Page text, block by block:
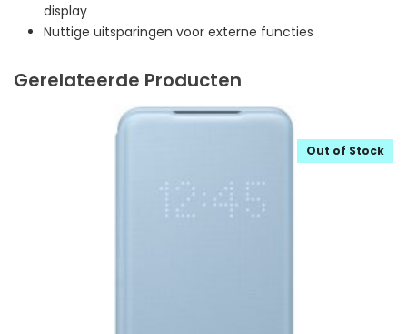
display
Nuttige uitsparingen voor externe functies
Gerelateerde Producten
Out of Stock